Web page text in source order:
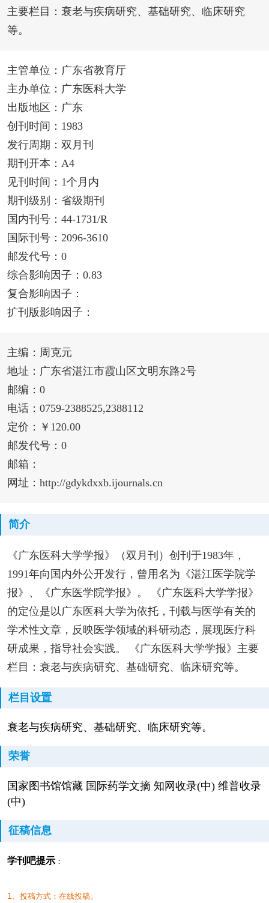
主要栏目：衰老与疾病研究、基础研究、临床研究
等。
主管单位：广东省教育厅
主办单位：广东医科大学
出版地区：广东
创刊时间：1983
发行周期：双月刊
期刊开本：A4
见刊时间：1个月内
期刊级别：省级期刊
国内刊号：44-1731/R
国际刊号：2096-3610
邮发代号：0
综合影响因子：0.83
复合影响因子：
扩刊版影响因子：
主编：周克元
地址：广东省湛江市霞山区文明东路2号
邮编：0
电话：0759-2388525,2388112
定价：￥120.00
邮发代号：0
邮箱：
网址：http://gdykdxxb.ijournals.cn
简介
《广东医科大学学报》（双月刊）创刊于1983年，
1991年向国内外公开发行，曾用名为《湛江医学院学
报》、《广东医学院学报》。 《广东医科大学学报》
的定位是以广东医科大学为依托，刊载与医学有关的
学术性文章，反映医学领域的科研动态，展现医疗科
研成果，指导社会实践。 《广东医科大学学报》主要
栏目：衰老与疾病研究、基础研究、临床研究等。
栏目设置
衰老与疾病研究、基础研究、临床研究等。
荣誉
国家图书馆馆藏 国际药学文摘 知网收录(中) 维普收录
(中)
征稿信息
学刊吧提示：
1、投稿方式：在线投稿。